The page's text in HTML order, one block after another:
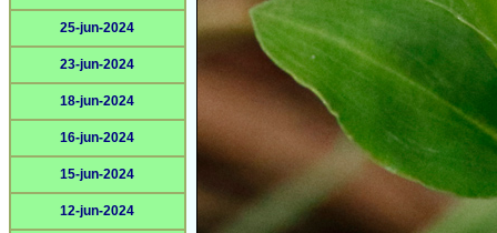
25-jun-2024
23-jun-2024
18-jun-2024
16-jun-2024
15-jun-2024
12-jun-2024